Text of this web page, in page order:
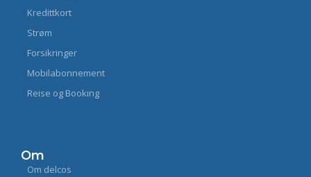
Kredittkort
Strøm
Forsikringer
Mobilabonnement
Reise og Booking
Om
Om delcos